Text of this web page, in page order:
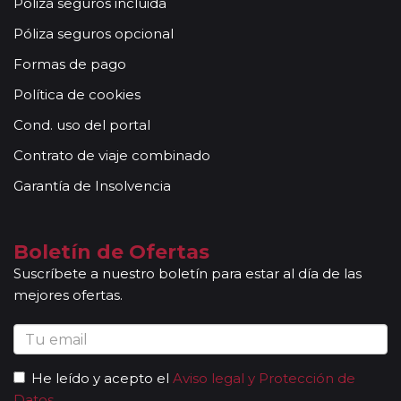
Otras notas a tener en cuenta:
Todas nuestras rutas, independientemente del
número de pasajeros, incluyen la presencia de guías
acompañantes, profesionales con mucha experiencia,
conocimientos y buena disposición para atender al
grupo. Adicionalmente, en las ciudades principales y
locales que le permitirán conocer más a fondo la
cultura de los lugares visitados. En ocasiones, los
acompañantes podrán dar las explicaciones en dos
idiomas diferentes. Según circuito, le atenderá en su
viaje un único guía-acompañante o bien cambiará de
guía-acompañante en función de la etapa. Los guías
acompañantes siempre estarán presentes en los
paseos incluidos, pero poseen múltiples funciones y
persona en particular. En los momentos en que no
Póliza seguros opcional
Formas de pago
Política de cookies
Cond. uso del portal
Contrato de viaje combinado
Garantía de Insolvencia
Boletín de Ofertas
Suscríbete a nuestro boletín para estar al día de las
mejores ofertas.
He leído y acepto el Aviso legal y Protección de